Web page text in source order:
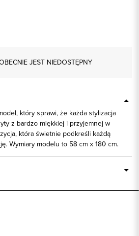
JEST NIEDOSTĘPNY
który sprawi, że każda stylizacja
z bardzo miękkiej i przyjemnej w
która świetnie podkreśli każdą
Wymiary modelu to 58 cm x 180 cm.